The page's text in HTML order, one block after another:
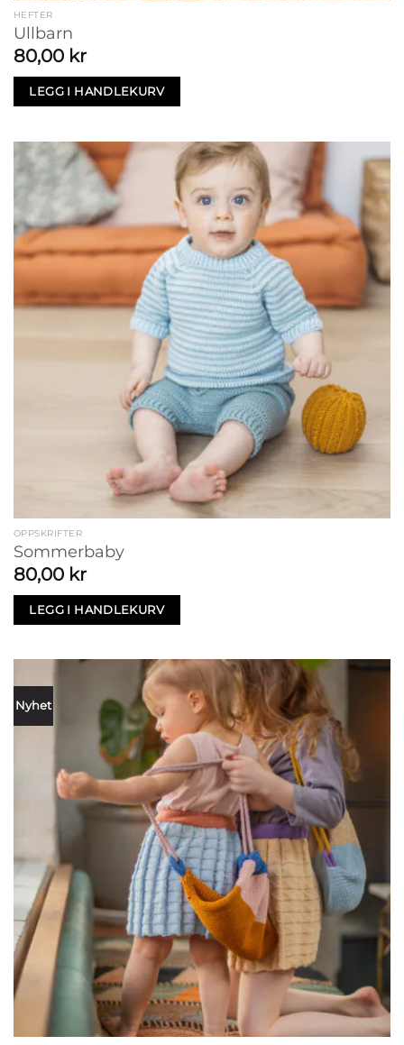
HEFTER
Ullbarn
80,00 kr
LEGG I HANDLEKURV
OPPSKRIFTER
Sommerbaby
80,00 kr
LEGG I HANDLEKURV
Nyhet